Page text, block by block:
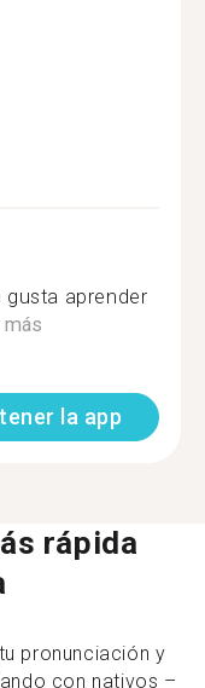
gusta aprender
más
la app
rápida
pronunciación y
con nativos –